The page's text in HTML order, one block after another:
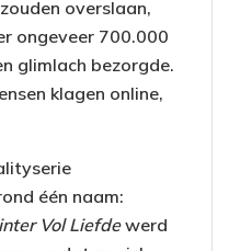
overslaan,
ongeveer 700.000
glimlach bezorgde.
klagen online,
één naam:
Vol Liefdewerd